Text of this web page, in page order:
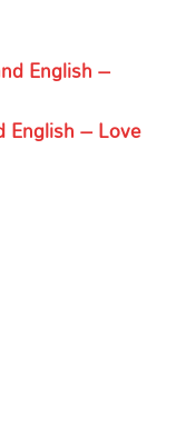
English –
English – Love